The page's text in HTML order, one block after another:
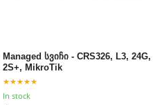
Managed სვიჩი - CRS326, L3, 24G,
2S+, MikroTik
★★★★★
In stock